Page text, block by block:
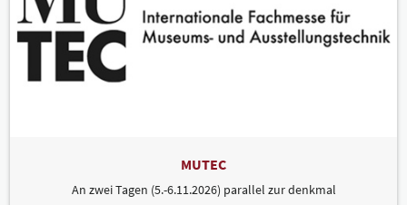
MUTEC
An zwei Tagen (5.-6.11.2026) parallel zur denkmal